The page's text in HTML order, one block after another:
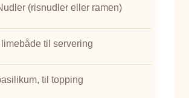
(risnudler eller ramen)
til servering
til topping